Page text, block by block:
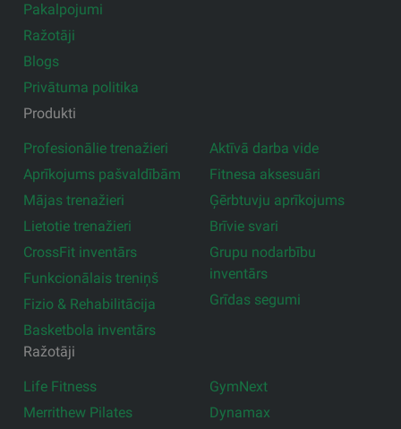
Pakalpojumi
Ražotāji
Blogs
Privātuma politika
Produkti
Profesionālie trenažieri
Aprīkojums pašvaldībām
Mājas trenažieri
Lietotie trenažieri
CrossFit inventārs
Funkcionālais treniņš
Fizio & Rehabilitācija
Basketbola inventārs
Aktīvā darba vide
Fitnesa aksesuāri
Ģērbtuvju aprīkojums
Brīvie svari
Grupu nodarbību
inventārs
Grīdas segumi
Ražotāji
Life Fitness
Merrithew Pilates
GymNext
Dynamax